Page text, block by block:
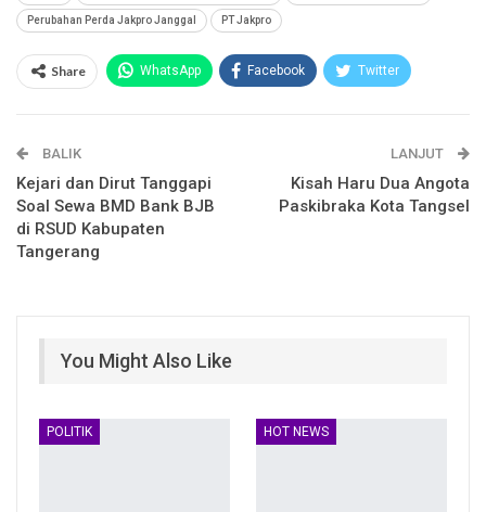
Perubahan Perda Jakpro Janggal PT Jakpro
Share WhatsApp Facebook Twitter
Telegram
BALIK
Kejari dan Dirut Tanggapi
Soal Sewa BMD Bank BJB
di RSUD Kabupaten
Tangerang
LANJUT
Kisah Haru Dua Angota
Paskibraka Kota Tangsel
You Might Also Like
POLITIK HOT NEWS